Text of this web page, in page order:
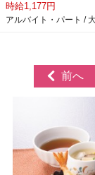
時給1,177円
アルバイト・パート /
前へ